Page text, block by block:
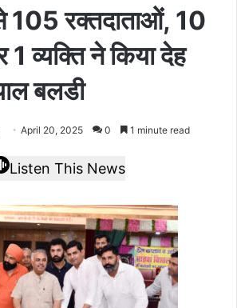
105 रक्तदाताओं, 10
व्यक्ति ने किया देह
बलडी
April 20, 2025 0 1 minute read
Listen This News